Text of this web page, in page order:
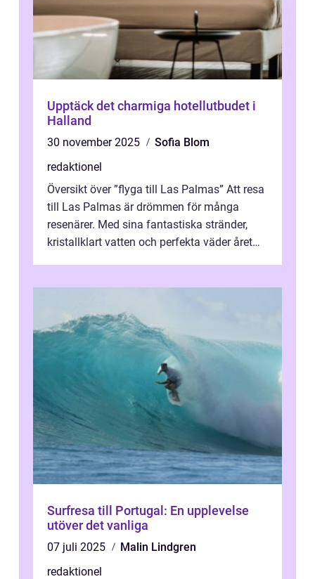
Upptäck det charmiga hotellutbudet i
Halland
30 november 2025
Sofia Blom
redaktionel
Översikt över ”flyga till Las Palmas” Att resa
till Las Palmas är drömmen för många
resenärer. Med sina fantastiska stränder,
kristallklart vatten och perfekta väder året
Surfresa till Portugal: En upplevelse
utöver det vanliga
07 juli 2025
Malin Lindgren
redaktionel